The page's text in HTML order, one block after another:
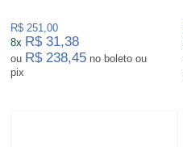
R$ 251,00
8x R$ 31,38
ou R$ 238,45 no boleto ou
pix